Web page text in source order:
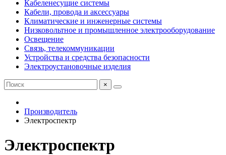
Кабеленесущие системы
Кабели, провода и аксессуары
Климатические и инженерные системы
Низковольтное и промышленное электрооборудование
Освещение
Связь, телекоммуникации
Устройства и средства безопасности
Электроустановочные изделия
×
Производитель
Электроспектр
Электроспектр